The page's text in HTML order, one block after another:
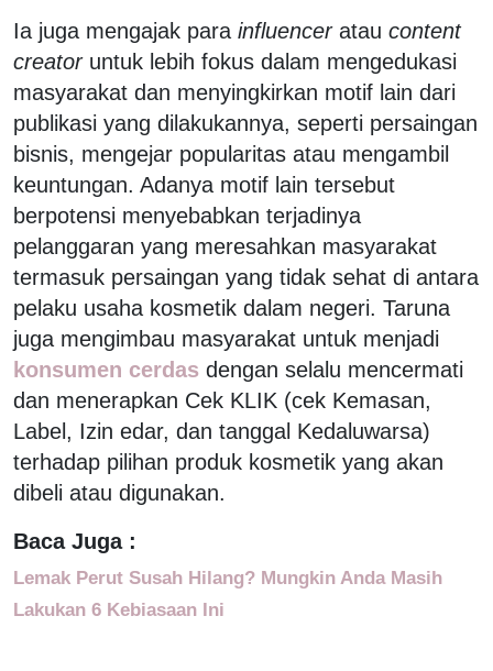
Ia juga mengajak para influenceratau content
creatoruntuk lebih fokus dalam mengedukasi
masyarakat dan menyingkirkan motif lain dari
publikasi yang dilakukannya, seperti persaingan
bisnis, mengejar popularitas atau mengambil
keuntungan. Adanya motif lain tersebut
berpotensi menyebabkan terjadinya
pelanggaran yang meresahkan masyarakat
termasuk persaingan yang tidak sehat di antara
pelaku usaha kosmetik dalam negeri. Taruna
juga mengimbau masyarakat untuk menjadi
konsumen cerdas dengan selalu mencermati
dan menerapkan Cek KLIK (cek Kemasan,
Label, Izin edar, dan tanggal Kedaluwarsa)
terhadap pilihan produk kosmetik yang akan
dibeli atau digunakan.
Baca Juga :
Lemak Perut Susah Hilang? Mungkin Anda Masih
Lakukan 6 Kebiasaan Ini